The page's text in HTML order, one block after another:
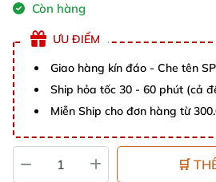
Còn hàng
ƯU ĐIỂM
Giao hàng kín đáo - Che tên
Ship hỏa tốc 30 - 60 phút (cả
Miễn Ship cho đơn hàng từ
🛒